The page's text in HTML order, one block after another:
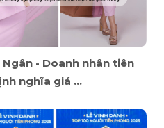
- Doanh nhân tiên
nghĩa giá ...